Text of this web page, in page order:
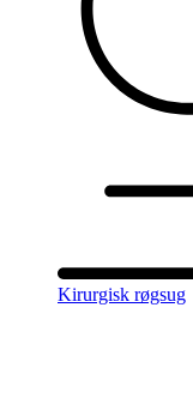
Kirurgisk røgsug